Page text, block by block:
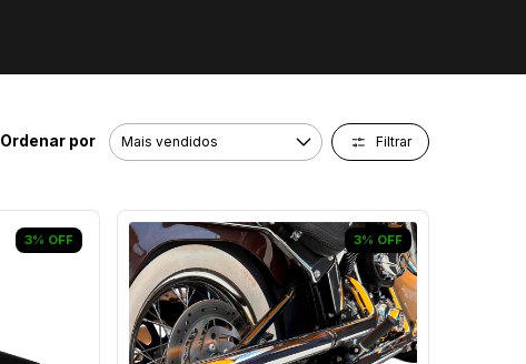
Ordenar por Filtrar
3% OFF 3% OFF